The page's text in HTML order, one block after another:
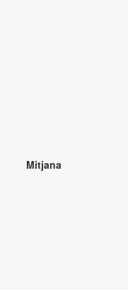
Mitjana